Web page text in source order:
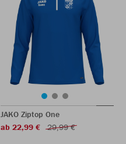
JAKO Ziptop One
ab 22,99 €
29,99 €